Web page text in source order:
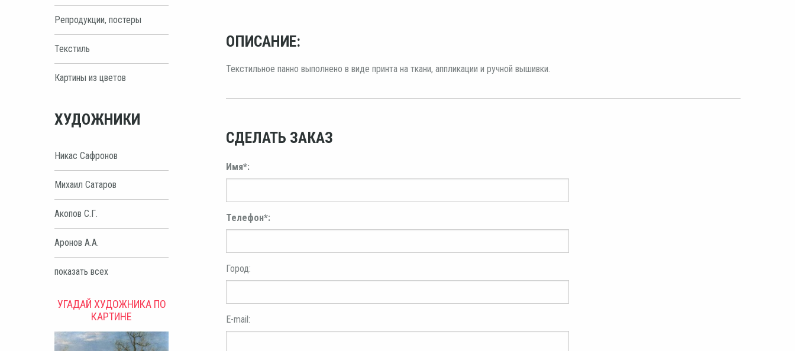
Репродукции, постеры
Текстиль
Картины из цветов
ХУДОЖНИКИ
Никас Сафронов
Михаил Сатаров
Акопов С.Г.
Аронов А.А.
показать всех
УГАДАЙ ХУДОЖНИКА ПО
КАРТИНЕ
ОПИСАНИЕ:
Текстильное панно выполнено в виде принта на ткани, аппликации и ручной вышивки.
СДЕЛАТЬ ЗАКАЗ
Имя*:
Телефон*:
Город:
E-mail: